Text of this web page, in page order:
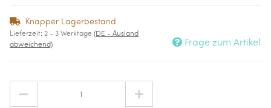
Knapper Lagerbestand
Lieferzeit: 2 - 3 Werktage (DE - Ausland
abweichend)
Frage zum Artikel